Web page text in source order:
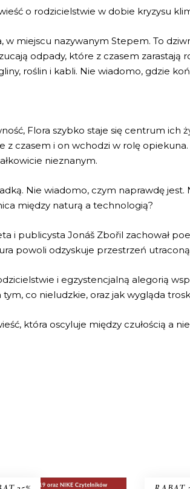
o rodzicielstwie w dobie kryzysu
w miejscu nazywanym Stepem. To
odpady, które z czasem
roślin i kabli. Nie wiadomo, gdzie
Flora szybko staje się centrum ich
z czasem i on wchodzi w rolę
nieznanym.
Nie wiadomo, czym naprawdę
między naturą a technologią?
i publicysta Jonáš Zbořil zachował
powoli odzyskuje przestrzeń utraconą
i egzystencjalną alegorią
co nieludzkie, oraz jak wygląda
która oscyluje między czułością a